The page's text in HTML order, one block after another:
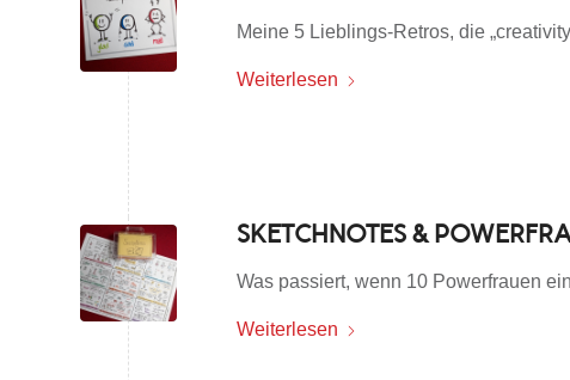
Meine 5 Lieblings-Retros, die
Weiterlesen
SKETCHNOTES &
Was passiert, wenn 10 Powerfrauen
Weiterlesen